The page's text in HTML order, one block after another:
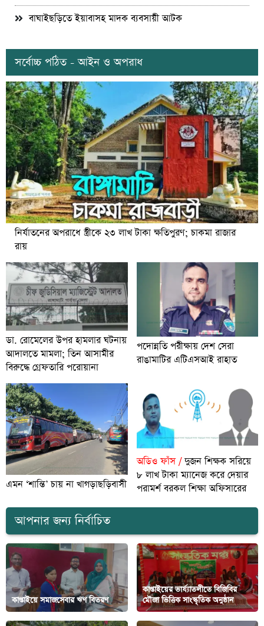
বাঘাইছড়িতে ইয়াবাসহ মাদক ব্যবসায়ী আটক
সর্বোচ্চ পঠিত - আইন ও অপরাধ
নির্যাতনের অপরাধে স্ত্রীকে ২৩ লাখ টাকা ক্ষতিপুরণ; চাকমা রাজার
রায়
ডা. রোমেলের উপর হামলার ঘটনায়
আদালতে মামলা; তিন আসামীর
বিরুদ্ধে গ্রেফতারি পরোয়ানা
পদোন্নতি পরীক্ষায় দেশ সেরা
রাঙামাটির এটিএসআই রাহাত
এমন ‘শান্তি’ চায় না খাগড়াছড়িবাসী
অডিও ফাঁস /দুজন শিক্ষক সরিয়ে
৮ লাখ টাকা ম্যানেজ করে দেয়ার
পরামর্শ বরকল শিক্ষা অফিসারের
আপনার জন্য নির্বাচিত
কাপ্তাইয়ে সমাজসেবার ঋণ বিতরণ
কাপ্তাইয়ের ভার্য্যাতলীতে বিজিবির
মৌজা ভিত্তিক সাংস্কৃতিক অনুষ্ঠান